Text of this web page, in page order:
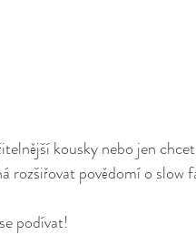
kousky nebo jen
rozšiřovat povědomí o slow
podívat!